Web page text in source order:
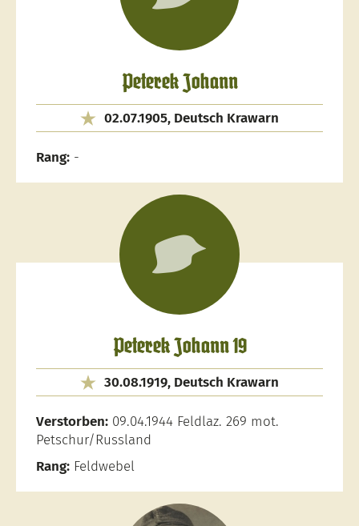
Peterek Johann
02.07.1905, Deutsch Krawarn
Rang: -
Peterek Johann 19
30.08.1919, Deutsch Krawarn
Verstorben: 09.04.1944 Feldlaz. 269 mot.
Petschur/Russland
Rang: Feldwebel